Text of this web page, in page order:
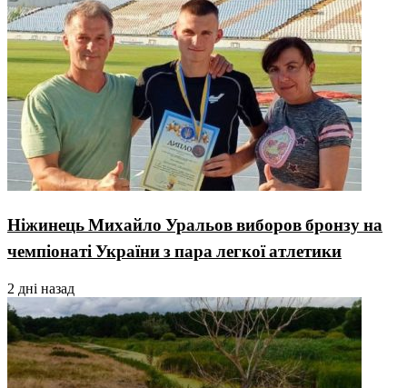
Ніжинець Михайло Уральов виборов бронзу на
чемпіонаті України з пара легкої атлетики
2 дні назад